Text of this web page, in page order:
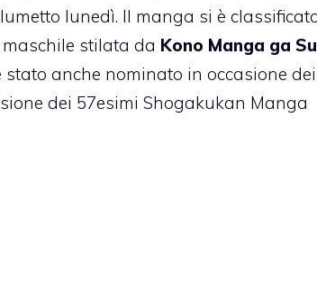
lunedì. Il manga si è
stilata da Kono Manga ga
anche nominato in occasione dei
dei 57esimi Shogakukan Manga